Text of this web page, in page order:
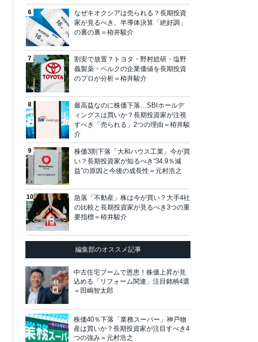
なぜキオクシアは売られる？長期投資
家が見るべき、半導体決算「絶好調」
の裏の裏＝栫井駿介
割安で放置？トヨタ・野村総研・塩野
義製薬・ベルクの企業価値を長期投資
のプロが分析＝栫井駿介
最高益なのに株価下落…SBIホールデ
ィングスは買いか？長期投資家が注視
すべき「売られる」2つの理由＝栫井駿
介
株価3割下落「大和ハウス工業」今が買
い？長期投資家が知るべき“34.9％減
益”の原因と今後の成長性＝元村浩之
急落「不動産」株は今が買い？大手4社
の比較と長期投資家が見るべき3つの重
要指標＝栫井駿介
編集部のオススメ記事
中古住宅ブームで恩恵！株価上昇が見
込める「リフォーム関連」注目銘柄4選
＝田嶋智太郎
株価40％下落「業務スーパー」神戸物
産は買いか？長期投資家が注目すべき4
つの強み＝元村浩之